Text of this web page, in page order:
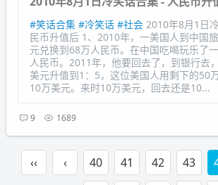
#笑话合集 #冷笑话 #社会 2010年8月1日
民币升值后 1、2010年，一美国人到中国
元兑换到68万人民币。在中国吃喝玩乐了
人民币。2011年，他要回去了，到银行去
美元升值到1：5，这位美国人用剩下的50
10万美元。来时10万美元，回去还是10...
9 1689
‹‹ ‹ 40 41 42 43